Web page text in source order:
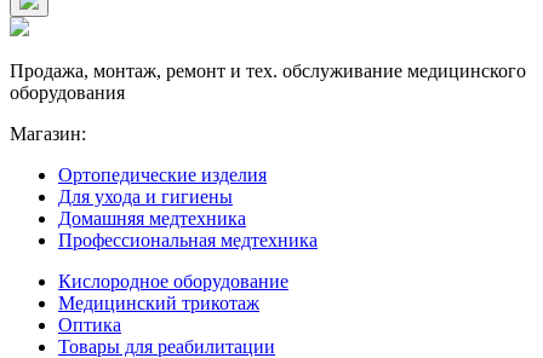
Продажа, монтаж, ремонт и тех. обслуживание медицинского
оборудования
Магазин:
Ортопедические изделия
Для ухода и гигиены
Домашняя медтехника
Профессиональная медтехника
Кислородное оборудование
Медицинский трикотаж
Оптика
Товары для реабилитации